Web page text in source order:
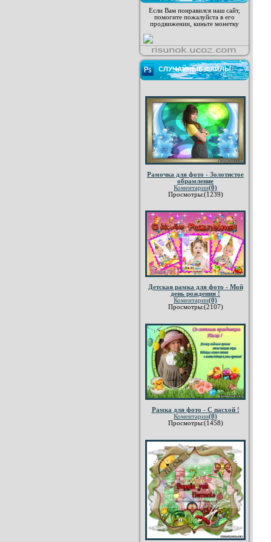
Если Вам понравился наш сайт,
помогите пожалуйста в его
продвижении, киньте монетку
СЛУЧАЙНЫЕ ФАЙЛЫ
Рамочка для фото - Золотистое
обрамление
Коментарии(0)
Просмотры:(1239)
Детская рамка для фото - Мой
день рождения !
Коментарии(0)
Просмотры:(2107)
Рамка для фото - С пасхой !
Коментарии(0)
Просмотры:(1458)